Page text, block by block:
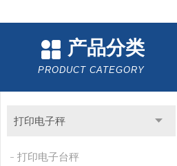
产品分类
PRODUCT CATEGORY
打印电子秤
打印电子台秤